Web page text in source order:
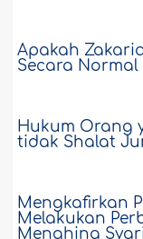
Apakah
Secara
Hukum Orang
tidak Shalat
Mengkafirkan
Melakukan
Menghina